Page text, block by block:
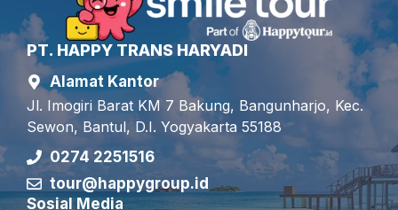
b
o
o
k
A
p
p
a
m
Li
n
PT. HAPPY TRANS HARYADI
Alamat Kantor
Jl. Imogiri Barat KM 7 Bakung, Bangunharjo, Kec.
Sewon, Bantul, D.I. Yogyakarta 55188
0274 2251516
tour@happygroup.id
Sosial Media